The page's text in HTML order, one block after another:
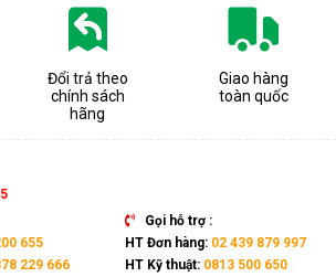
Đổi trả theo
chính sách
hãng
Giao hàng
toàn quốc
655
229 666
Gọi hỗ trợ :
HT Đơn hàng: 02 439 879 997
HT Kỹ thuật: 0813 500 650